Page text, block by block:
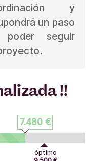
y
un paso
seguir
!!
7.480 €
óptimo